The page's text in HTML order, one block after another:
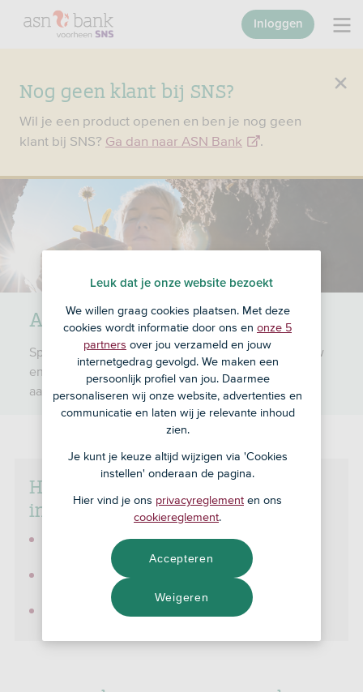
Nog geen klant bij SNS?
Wil je een product openen en ben je nog geen
klant bij SNS? Ga dan naar ASN Bank .
Inloggen
ASN Milieu en Waterfonds
Spreken milieu, duurzame energie, water, landbouw
en verantwoorde afvalverwerking en recycling jou
aan? Bekijk dan het ASN Milieu & Waterfonds.
Het ASN Milieu- en waterfonds
in 't kort
een bovengemiddeld risico loopt.
Je belegt goed gespreid in vernieuwende bedrijven met
oplossingen.
Je belegt in kansrijke sectoren.
Leuk dat je onze website bezoekt
We willen graag cookies plaatsen. Met deze
cookies wordt informatie door ons en onze 5
partners over jou verzameld en jouw
internetgedrag gevolgd. We maken een
persoonlijk profiel van jou. Daarmee
personaliseren wij onze website, advertenties en
communicatie en laten wij je relevante inhoud
zien.
Je kunt je keuze altijd wijzigen via 'Cookies
instellen' onderaan de pagina.
Hier vind je ons privacyreglement en ons
cookiereglement.
Weigeren
Accepteren